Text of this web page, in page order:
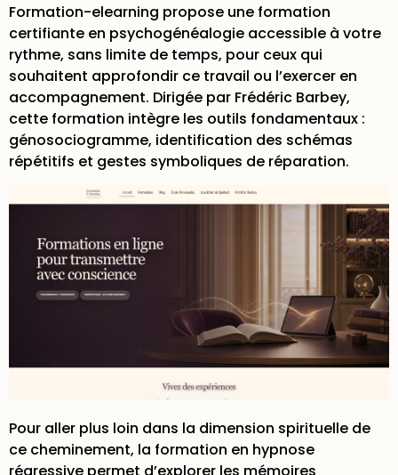
Formation-elearning propose une formation
certifiante en psychogénéalogie accessible à votre
rythme, sans limite de temps, pour ceux qui
souhaitent approfondir ce travail ou l’exercer en
accompagnement. Dirigée par Frédéric Barbey,
cette formation intègre les outils fondamentaux :
génosociogramme, identification des schémas
répétitifs et gestes symboliques de réparation.
Pour aller plus loin dans la dimension spirituelle de
ce cheminement, la formation en hypnose